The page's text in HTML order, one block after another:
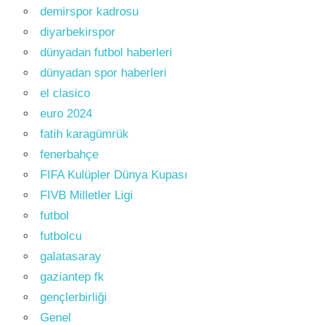
demirspor kadrosu
diyarbekirspor
dünyadan futbol haberleri
dünyadan spor haberleri
el clasico
euro 2024
fatih karagümrük
fenerbahçe
FIFA Kulüpler Dünya Kupası
FIVB Milletler Ligi
futbol
futbolcu
galatasaray
gaziantep fk
gençlerbirliği
Genel